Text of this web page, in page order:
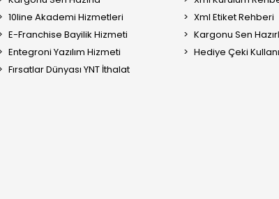
10line Akademi Hizmetleri
E-Franchise Bayilik Hizmeti
Entegroni Yazılım Hizmeti
Fırsatlar Dünyası YNT İthalat
Xml Etiket Rehberi
Kargonu Sen
Hediye Çeki